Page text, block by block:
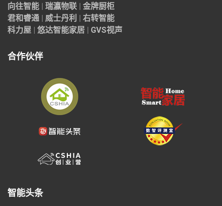
向往智能
瑞瀛物联
金牌厨柜
君和睿通
威士丹利
右转智能
科力屋
悠达智能家居 GVS视声
合作伙伴
智能头条